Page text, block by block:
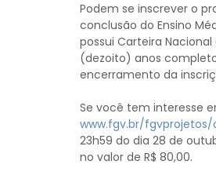
Podem se inscrever o
conclusão do Ensino
possui Carteira
(dezoito) anos
encerramento da
Se você tem interesse
www.fgv.br/
23h59 do dia 28 de
no valor de R$ 80,00.